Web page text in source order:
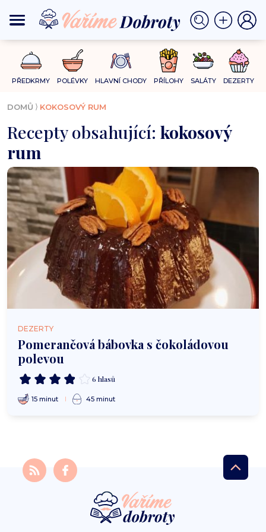
PŘEDKRMY POLÉVKY HLAVNÍ CHODY PŘÍLOHY SALÁTY DEZERTY
DOMŮ ⟩ KOKOSOVÝ RUM
Recepty obsahující: kokosový
rum
DEZERTY
Pomerančová bábovka s čokoládovou
polevou
6 hlasů
15 minut 45 minut